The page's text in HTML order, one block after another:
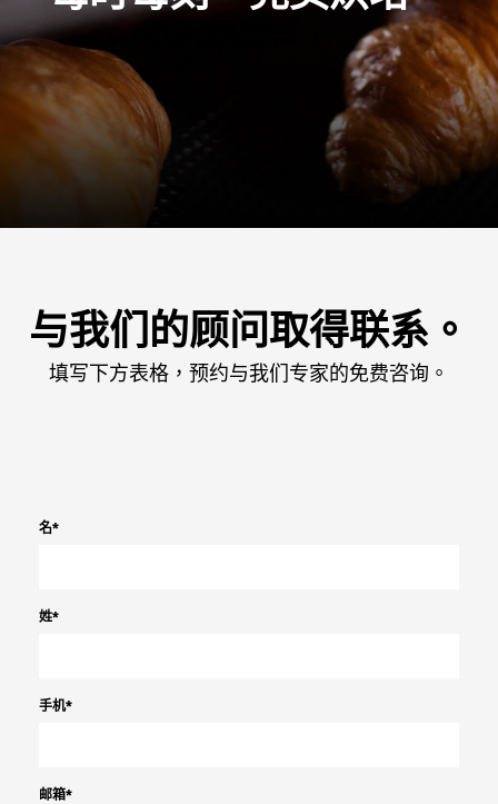
与我们的顾问取得联系。
填写下方表格，预约与我们专家的免费咨询。
名*
姓*
手机*
邮箱*